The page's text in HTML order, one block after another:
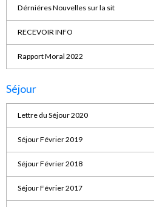
Dérniéres Nouvelles sur la sit
RECEVOIR INFO
Rapport Moral 2022
Séjour
Lettre du Séjour 2020
Séjour Février 2019
Séjour Février 2018
Séjour Février 2017